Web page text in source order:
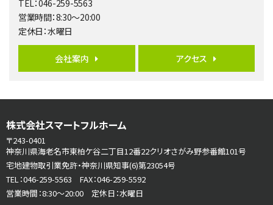
第6位
4ＬＤＫ
古淵駅
海老名駅
バ15分 歩1分
リビングダイニング部分の床暖房完備 車並列2台駐…
第8位
TEL：046-259-5563
営業時間：8:30～20:00
定休日：水曜日
会社案内 アクセス
株式会社スマートフルホーム
〒243-0401
神奈川県海老名市東柏ケ谷二丁目12番22クリオさがみ野参番館101号
宅地建物取引業免許・神奈川県知事(6)第23054号
TEL：046-259-5563 FAX：046-259-5592
営業時間：8:30～20:00 定休日：水曜日